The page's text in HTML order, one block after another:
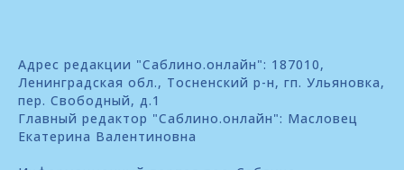
Адрес редакции "Саблино.онлайн": 187010,
Ленинградская обл., Тосненский р-н, гп. Ульяновка,
пер. Свободный, д.1
Главный редактор "Саблино.онлайн": Масловец
Екатерина Валентиновна